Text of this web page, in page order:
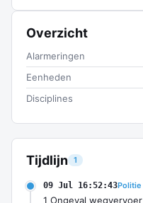
Tijdlijn 1
09 Jul 16:52:43Politie
1 Ongeval
Overzicht
Alarmeringen
Eenheden
Disciplines